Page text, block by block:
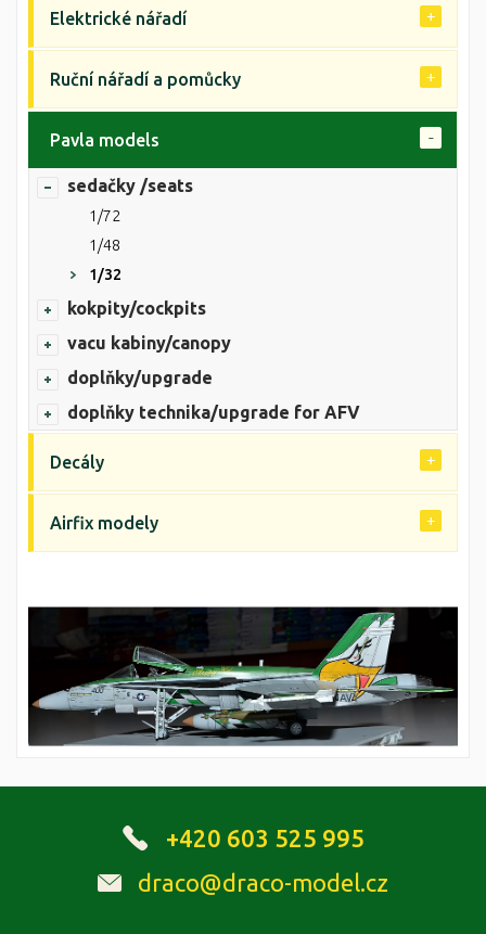
Elektrické nářadí
Ruční nářadí a pomůcky
Pavla models
sedačky /seats
1/72
1/48
1/32
kokpity/cockpits
vacu kabiny/canopy
doplňky/upgrade
doplňky technika/upgrade for AFV
Decály
Airfix modely
+420 603 525 995
draco@draco-model.cz